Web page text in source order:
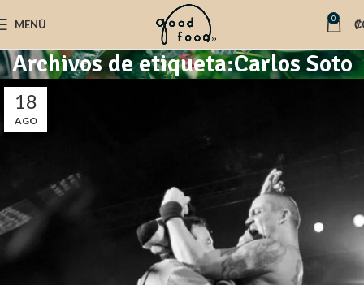
MENÚ 0 ₡
Archivos de etiqueta:Carlos Soto
18
AGO